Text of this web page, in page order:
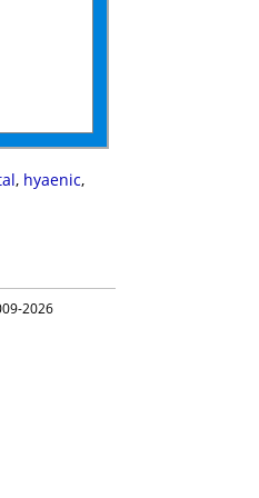
, hyaenic,
2026